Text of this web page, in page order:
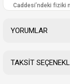
Caddesi’ndeki fiziki
YORUMLAR
TAKSİT